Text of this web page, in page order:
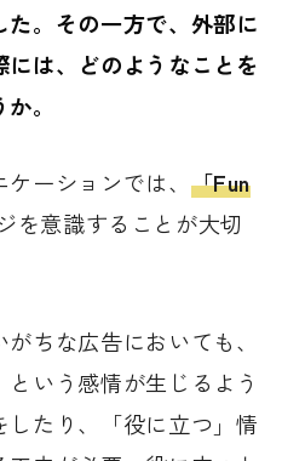
。その一方で、外部に
は、どのようなことを
。
ーションでは、 「Fun
を意識することが大切
ちな広告においても、
いう感情が生じるよう
たり、「役に立つ」情